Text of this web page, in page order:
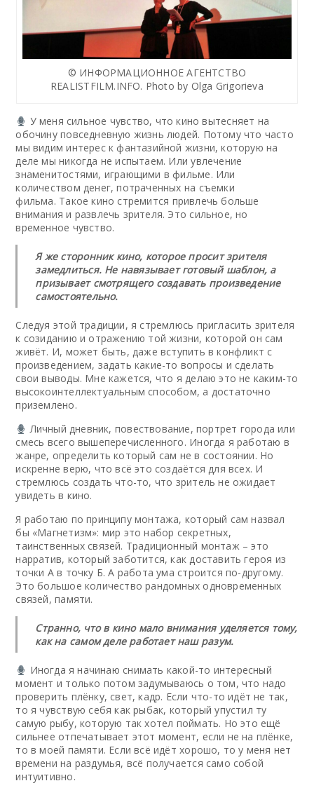
© ИНФОРМАЦИОННОЕ АГЕНТСТВО
REALISTFILM.INFO. Photo by Olga Grigorieva
У меня сильное чувство, что кино вытесняет на
обочину повседневную жизнь людей. Потому что часто
мы видим интерес к фантазийной жизни, которую на
деле мы никогда не испытаем. Или увлечение
знаменитостями, играющими в фильме. Или
количеством денег, потраченных на съемки
фильма. Такое кино стремится привлечь больше
внимания и развлечь зрителя. Это сильное, но
временное чувство.
Я же сторонник кино, которое просит зрителя
замедлиться. Не навязывает готовый шаблон, а
призывает смотрящего создавать произведение
самостоятельно.
Следуя этой традиции, я стремлюсь пригласить зрителя
к созиданию и отражению той жизни, которой он сам
живёт. И, может быть, даже вступить в конфликт с
произведением, задать какие-то вопросы и сделать
свои выводы. Мне кажется, что я делаю это не каким-то
высокоинтеллектуальным способом, а достаточно
приземлено.
Личный дневник, повествование, портрет города или
смесь всего вышеперечисленного. Иногда я работаю в
жанре, определить который сам не в состоянии. Но
искренне верю, что всё это создаётся для всех. И
стремлюсь создать что-то, что зритель не ожидает
увидеть в кино.
Я работаю по принципу монтажа, который сам назвал
бы «Магнетизм»: мир это набор секретных,
таинственных связей. Традиционный монтаж – это
нарратив, который заботится, как доставить героя из
точки А в точку Б. А работа ума строится по-другому.
Это большое количество рандомных одновременных
связей, памяти.
Странно, что в кино мало внимания уделяется тому,
как на самом деле работает наш разум.
Иногда я начинаю снимать какой-то интересный
момент и только потом задумываюсь о том, что надо
проверить плёнку, свет, кадр. Если что-то идёт не так,
то я чувствую себя как рыбак, который упустил ту
самую рыбу, которую так хотел поймать. Но это ещё
сильнее отпечатывает этот момент, если не на плёнке,
то в моей памяти. Если всё идёт хорошо, то у меня нет
времени на раздумья, всё получается само собой
интуитивно.